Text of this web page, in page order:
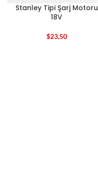
Stanley Tipi Şarj Motoru
18V
$23,50